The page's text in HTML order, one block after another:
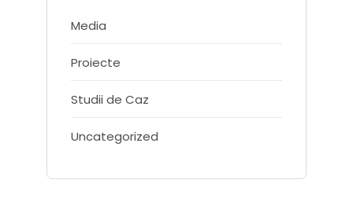
Media
Proiecte
Studii de Caz
Uncategorized